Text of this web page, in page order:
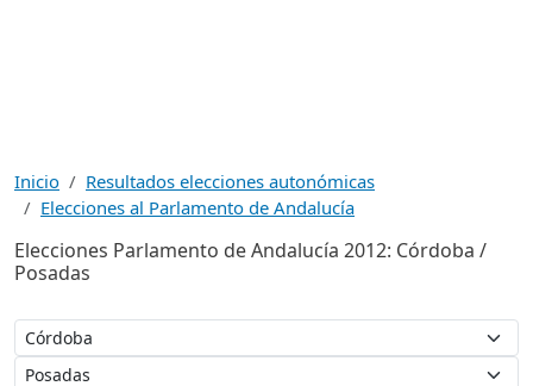
Inicio
Resultados elecciones autonómicas
Elecciones al Parlamento de Andalucía
Elecciones Parlamento de Andalucía 2012: Córdoba /
Posadas